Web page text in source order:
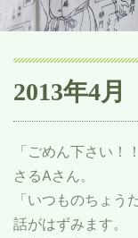
2013年4
「ごめん下さい
さるAさん。
「いつものちょ
話がはずみます。